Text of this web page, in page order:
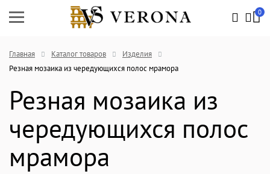
0
Главная Каталог товаров
Изделия
Резная мозаика из чередующихся полос мрамора
Резная мозаика из
чередующихся полос
мрамора